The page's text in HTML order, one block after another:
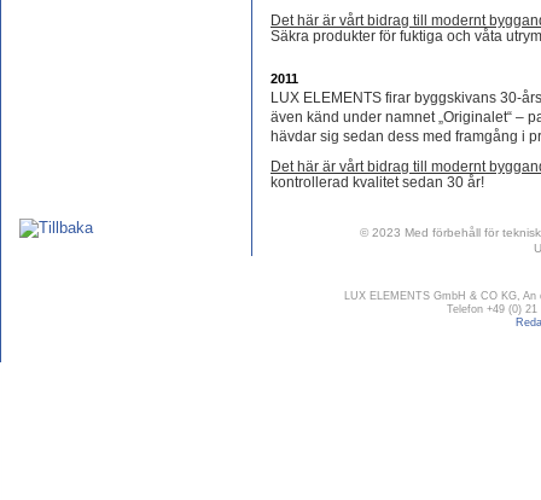
Det här är vårt bidrag till modernt
Säkra produkter för fuktiga och våta
2011
LUX ELEMENTS firar byggskivans 30-
även känd under namnet „Originalet“ –
hävdar sig sedan dess med framgång i
Det här är vårt bidrag till modernt
kontrollerad kvalitet sedan 30 år!
© 2023 Med förbehåll för
LUX ELEMENTS GmbH & CO KG,
Telefon +49 (0)